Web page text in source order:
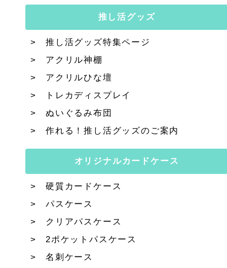
推し活グッズ
推し活グッズ特集ページ
アクリル神棚
アクリルひな壇
トレカディスプレイ
ぬいぐるみ布団
作れる！推し活グッズのご案内
オリジナルカードケース
硬質カードケース
パスケース
クリアパスケース
2ポケットパスケース
名刺ケース